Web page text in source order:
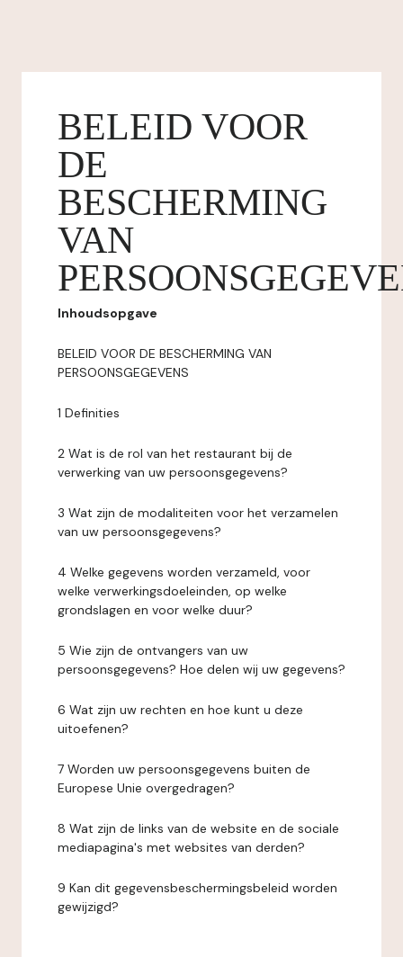
BELEID VOOR
DE
BESCHERMING
VAN
Inhoudsopgave
BELEID VOOR DE BESCHERMING VAN
PERSOONSGEGEVENS
1 Definities
2 Wat is de rol van het restaurant bij de
verwerking van uw persoonsgegevens?
3 Wat zijn de modaliteiten voor het verzamelen
van uw persoonsgegevens?
4 Welke gegevens worden verzameld, voor
welke verwerkingsdoeleinden, op welke
grondslagen en voor welke duur?
5 Wie zijn de ontvangers van uw
persoonsgegevens? Hoe delen wij uw gegevens?
6 Wat zijn uw rechten en hoe kunt u deze
uitoefenen?
7 Worden uw persoonsgegevens buiten de
Europese Unie overgedragen?
8 Wat zijn de links van de website en de sociale
mediapagina's met websites van derden?
9 Kan dit gegevensbeschermingsbeleid worden
gewijzigd?